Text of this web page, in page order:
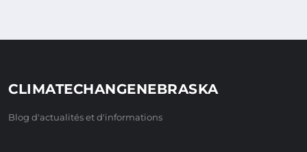
CLIMATECHANGENEBRASKA
Blog d'actualités et d'informations